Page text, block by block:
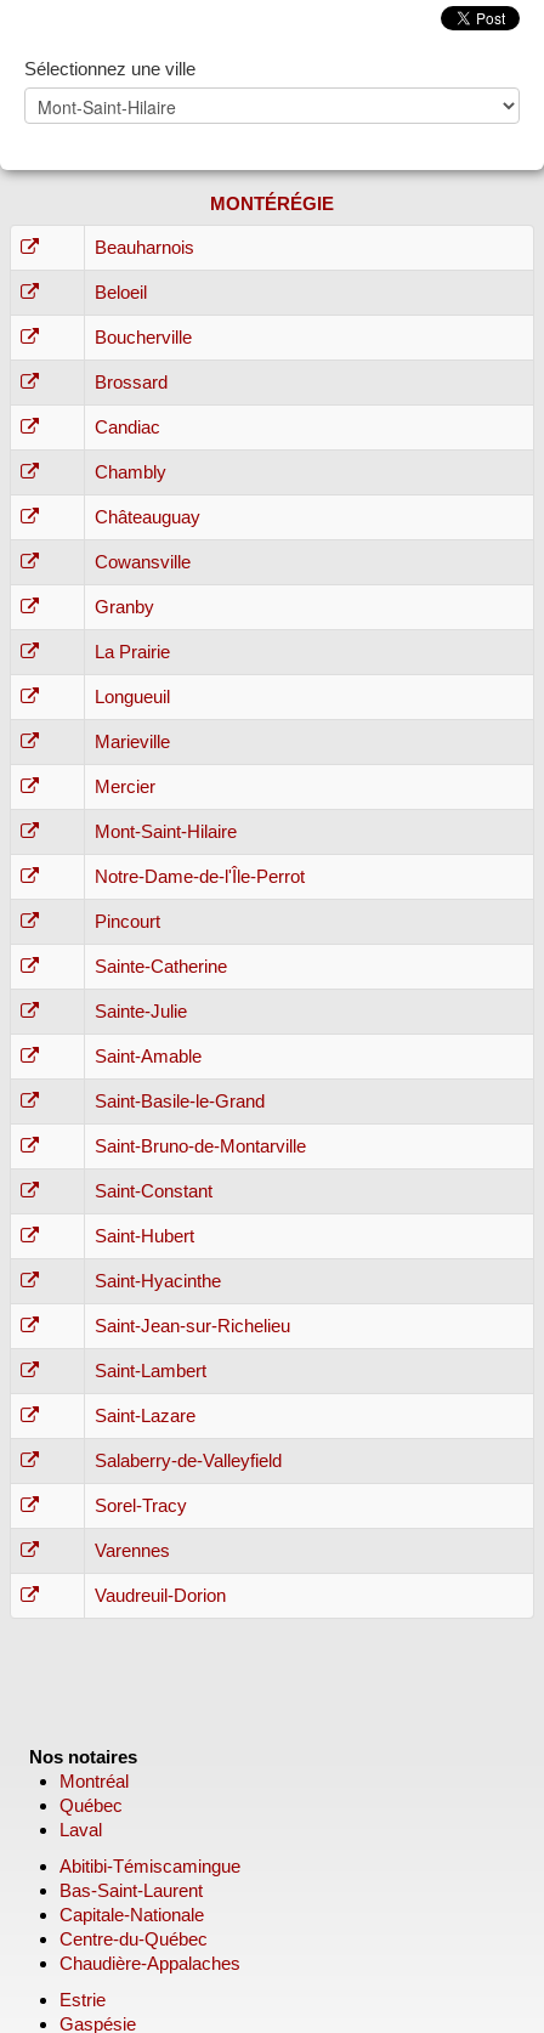
Sélectionnez une ville
MONTÉRÉGIE
Beauharnois
Beloeil
Boucherville
Brossard
Candiac
Chambly
Châteauguay
Cowansville
Granby
La Prairie
Longueuil
Marieville
Mercier
Mont-Saint-Hilaire
Notre-Dame-de-l'Île-Perrot
Pincourt
Sainte-Catherine
Sainte-Julie
Saint-Amable
Saint-Basile-le-Grand
Saint-Bruno-de-Montarville
Saint-Constant
Saint-Hubert
Saint-Hyacinthe
Saint-Jean-sur-Richelieu
Saint-Lambert
Saint-Lazare
Salaberry-de-Valleyfield
Sorel-Tracy
Varennes
Vaudreuil-Dorion
Nos notaires
Montréal
Québec
Laval
Abitibi-Témiscamingue
Bas-Saint-Laurent
Capitale-Nationale
Centre-du-Québec
Chaudière-Appalaches
Estrie
Gaspésie